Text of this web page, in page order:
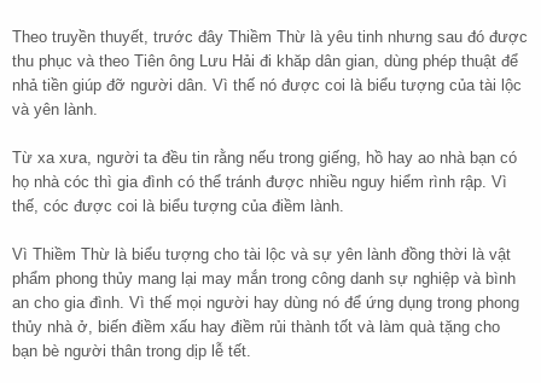
Theo truyền thuyết, trước đây Thiềm Thừ là yêu tinh nhưng sau đó được
thu phục và theo Tiên ông Lưu Hải đi khăp dân gian, dùng phép thuật để
nhả tiền giúp đỡ người dân. Vì thế nó được coi là biểu tượng của tài lộc
và yên lành.
Từ xa xưa, người ta đều tin rằng nếu trong giếng, hồ hay ao nhà bạn có
họ nhà cóc thì gia đình có thể tránh được nhiều nguy hiểm rình rập. Vì
thế, cóc được coi là biểu tượng của điềm lành.
Vì Thiềm Thừ là biểu tượng cho tài lộc và sự yên lành đồng thời là vật
phẩm phong thủy mang lại may mắn trong công danh sự nghiệp và bình
an cho gia đình. Vì thế mọi người hay dùng nó để ứng dụng trong phong
thủy nhà ở, biến điềm xấu hay điềm rủi thành tốt và làm quà tặng cho
bạn bè người thân trong dịp lễ tết.